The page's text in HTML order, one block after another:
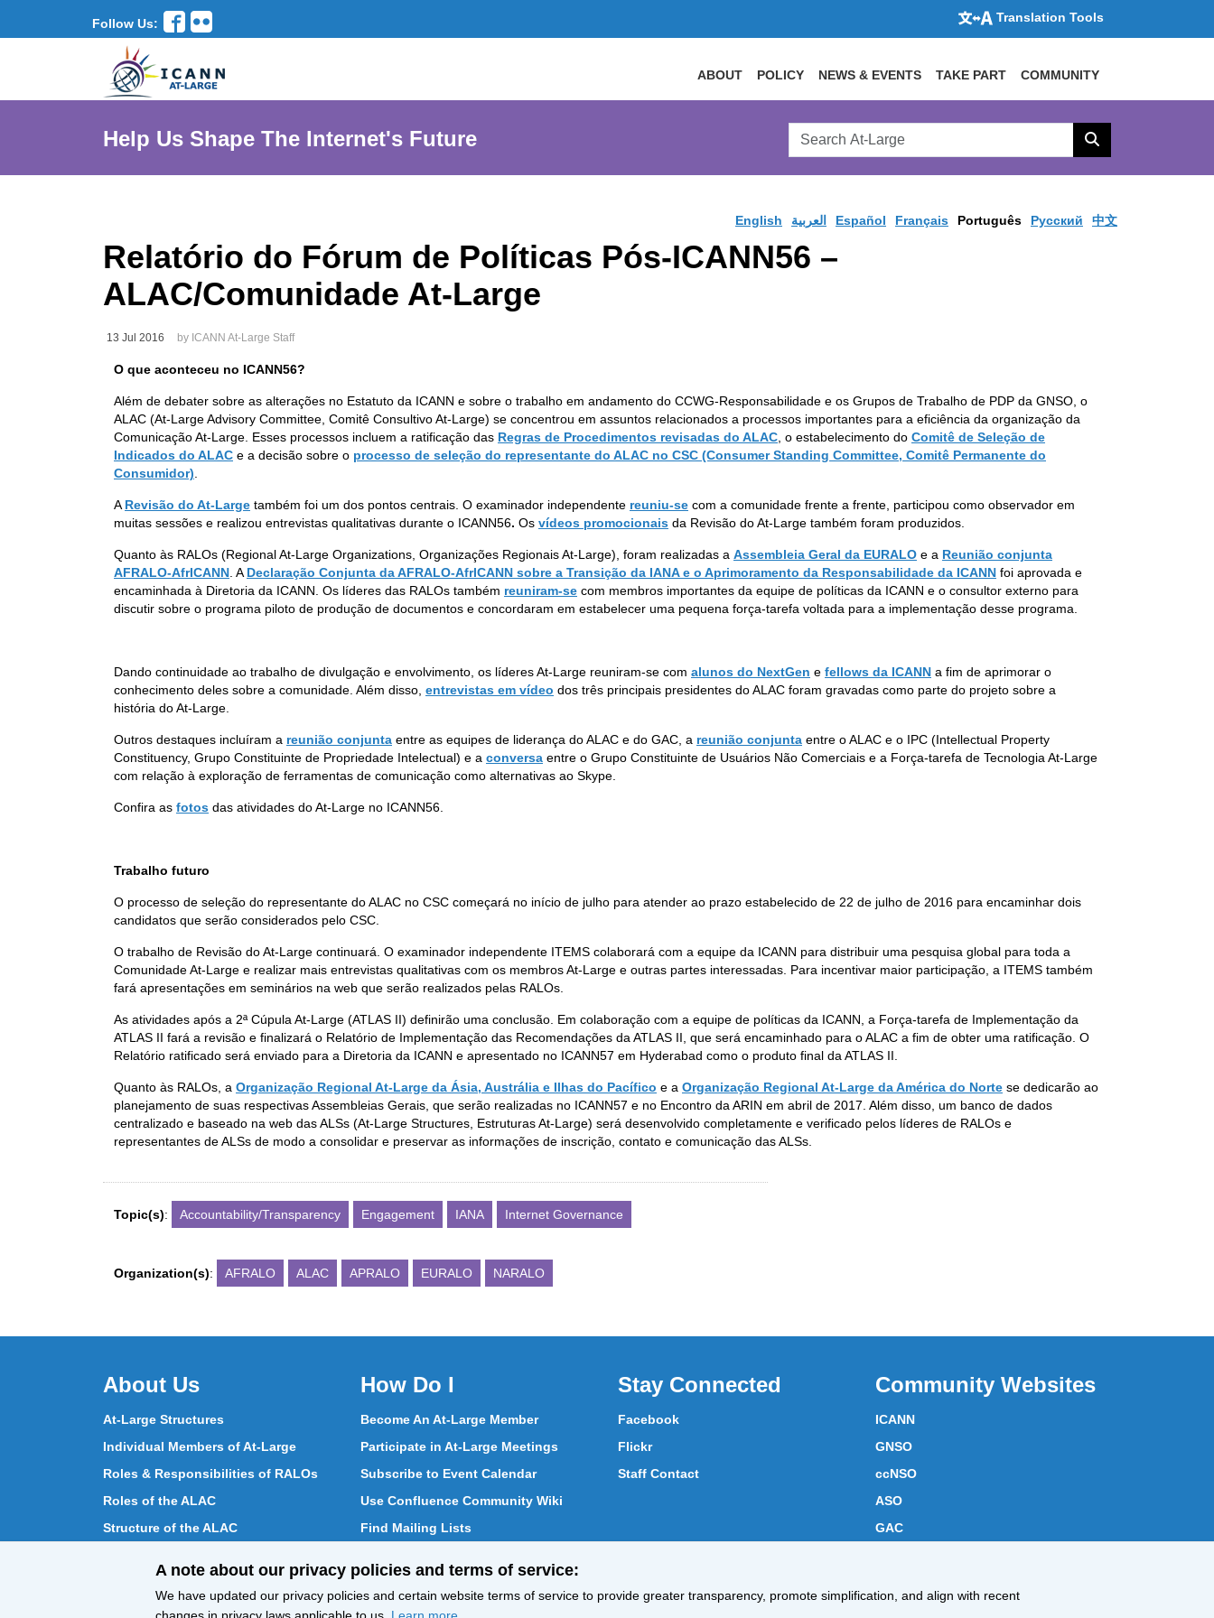
Follow Us: Translation Tools
ABOUT POLICY NEWS & EVENTS TAKE PART COMMUNITY
Help Us Shape The Internet's Future
Search
AtLarge
Search
English العربية Español Français Português Pусский 中文
Relatório do Fórum de Políticas Pós-ICANN56 –
ALAC/Comunidade At-Large
13 Jul 2016 by ICANN At-Large Staff
O que aconteceu no ICANN56?
Além de debater sobre as alterações no Estatuto da ICANN e sobre o trabalho em andamento do CCWG-Responsabilidade e os Grupos de Trabalho de PDP da GNSO, o
ALAC (At-Large Advisory Committee, Comitê Consultivo At-Large) se concentrou em assuntos relacionados a processos importantes para a eficiência da organização da
Comunicação At-Large. Esses processos incluem a ratificação das Regras de Procedimentos revisadas do ALAC , o estabelecimento do Comitê de Seleção de
Indicados do ALAC e a decisão sobre o processo de seleção do representante do ALAC no CSC (Consumer Standing Committee, Comitê Permanente do
Consumidor)
A Revisão do At-Large também foi um dos pontos centrais. O examinador independente reuniu-se com a comunidade frente a frente, participou como observador em
muitas sessões e realizou entrevistas qualitativas durante o ICANN56. Os vídeos promocionais da Revisão do At-Large também foram produzidos.
Quanto às RALOs (Regional At-Large Organizations, Organizações Regionais At-Large), foram realizadas a Assembleia Geral da EURALO e a Reunião conjunta
AFRALO-AfrICANN . A Declaração Conjunta da AFRALO-AfrICANN sobre a Transição da IANA e o Aprimoramento da Responsabilidade da ICANN foi aprovada e
encaminhada à Diretoria da ICANN. Os líderes das RALOs também reuniram-se com membros importantes da equipe de políticas da ICANN e o consultor externo para
discutir sobre o programa piloto de produção de documentos e concordaram em estabelecer uma pequena força-tarefa voltada para a implementação desse programa.
Dando continuidade ao trabalho de divulgação e envolvimento, os líderes At-Large reuniram-se com alunos do NextGen e fellows da ICANN a fim de aprimorar o
conhecimento deles sobre a comunidade. Além disso, entrevistas em vídeo dos três principais presidentes do ALAC foram gravadas como parte do projeto sobre a
história do At-Large.
Outros destaques incluíram a reunião conjunta entre as equipes de liderança do ALAC e do GAC, a reunião conjunta entre o ALAC e o IPC (Intellectual Property
Constituency, Grupo Constituinte de Propriedade Intelectual) e a conversa entre o Grupo Constituinte de Usuários Não Comerciais e a Força-tarefa de Tecnologia At-Large
com relação à exploração de ferramentas de comunicação como alternativas ao Skype.
Confira as fotos das atividades do At-Large no ICANN56.
Trabalho futuro
O processo de seleção do representante do ALAC no CSC começará no início de julho para atender ao prazo estabelecido de 22 de julho de 2016 para encaminhar dois
candidatos que serão considerados pelo CSC.
O trabalho de Revisão do At-Large continuará. O examinador independente ITEMS colaborará com a equipe da ICANN para distribuir uma pesquisa global para toda a
Comunidade At-Large e realizar mais entrevistas qualitativas com os membros At-Large e outras partes interessadas. Para incentivar maior participação, a ITEMS também
fará apresentações em seminários na web que serão realizados pelas RALOs.
As atividades após a 2ª Cúpula At-Large (ATLAS II) definirão uma conclusão. Em colaboração com a equipe de políticas da ICANN, a Força-tarefa de Implementação da
ATLAS II fará a revisão e finalizará o Relatório de Implementação das Recomendações da ATLAS II, que será encaminhado para o ALAC a fim de obter uma ratificação. O
Relatório ratificado será enviado para a Diretoria da ICANN e apresentado no ICANN57 em Hyderabad como o produto final da ATLAS II.
Quanto às RALOs, a Organização Regional At-Large da Ásia, Austrália e Ilhas do Pacífico e a Organização Regional At-Large da América do Norte se dedicarão ao
planejamento de suas respectivas Assembleias Gerais, que serão realizadas no ICANN57 e no Encontro da ARIN em abril de 2017. Além disso, um banco de dados
centralizado e baseado na web das ALSs (At-Large Structures, Estruturas At-Large) será desenvolvido completamente e verificado pelos líderes de RALOs e
representantes de ALSs de modo a consolidar e preservar as informações de inscrição, contato e comunicação das ALSs.
Topic(s): Accountability/Transparency Engagement IANA Internet Governance
Organization(s): AFRALO ALAC APRALO EURALO NARALO
About Us
At-Large Structures
Individual Members of At-Large
Roles & Responsibilities of RALOs
Roles of the ALAC
Structure of the ALAC
How ALAC Differs from At-Large
How Do I
Become An At-Large Member
Participate in At-Large Meetings
Subscribe to Event Calendar
Use Confluence Community Wiki
Find Mailing Lists
Stay Connected
Facebook
Flickr
Staff Contact
Community Websites
ICANN
GNSO
ccNSO
ASO
GAC
A note about our privacy policies and terms of service:
We have updated our privacy policies and certain website terms of service to provide greater transparency, promote simplification, and align with recent